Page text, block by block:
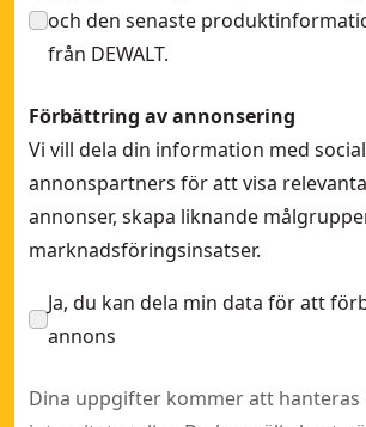
och den senaste
från DEWALT.
Förbättring av annonsering
Vi vill dela din information med
annonspartners för att visa
annonser, skapa liknande
marknadsföringsinsatser.
Ja, du kan dela min data för att
annons
Dina uppgifter kommer att hanteras